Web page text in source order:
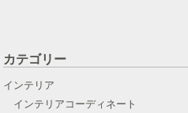
カテゴリー
インテリア
インテリアコーディネート